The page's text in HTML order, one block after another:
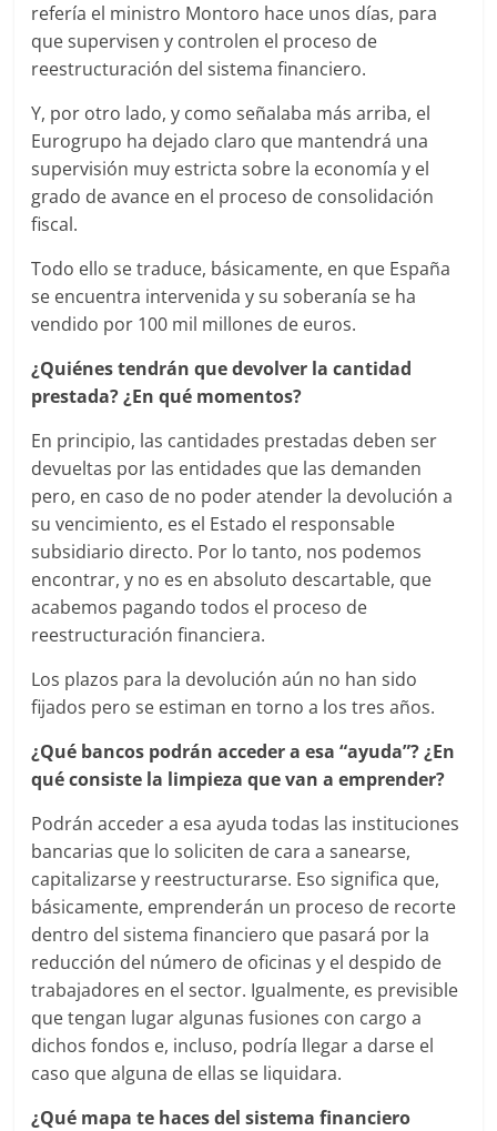
refería el ministro Montoro hace unos días, para
que supervisen y controlen el proceso de
reestructuración del sistema financiero.
Y, por otro lado, y como señalaba más arriba, el
Eurogrupo ha dejado claro que mantendrá una
supervisión muy estricta sobre la economía y el
grado de avance en el proceso de consolidación
fiscal.
Todo ello se traduce, básicamente, en que España
se encuentra intervenida y su soberanía se ha
vendido por 100 mil millones de euros.
¿Quiénes tendrán que devolver la cantidad
prestada? ¿En qué momentos?
En principio, las cantidades prestadas deben ser
devueltas por las entidades que las demanden
pero, en caso de no poder atender la devolución a
su vencimiento, es el Estado el responsable
subsidiario directo. Por lo tanto, nos podemos
encontrar, y no es en absoluto descartable, que
acabemos pagando todos el proceso de
reestructuración financiera.
Los plazos para la devolución aún no han sido
fijados pero se estiman en torno a los tres años.
¿Qué bancos podrán acceder a esa “ayuda”? ¿En
qué consiste la limpieza que van a emprender?
Podrán acceder a esa ayuda todas las instituciones
bancarias que lo soliciten de cara a sanearse,
capitalizarse y reestructurarse. Eso significa que,
básicamente, emprenderán un proceso de recorte
dentro del sistema financiero que pasará por la
reducción del número de oficinas y el despido de
trabajadores en el sector. Igualmente, es previsible
que tengan lugar algunas fusiones con cargo a
dichos fondos e, incluso, podría llegar a darse el
caso que alguna de ellas se liquidara.
¿Qué mapa te haces del sistema financiero